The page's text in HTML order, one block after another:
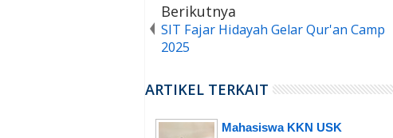
Berikutnya
SIT Fajar Hidayah Gelar Qur'an Camp
2025
ARTIKEL TERKAIT
Mahasiswa KKN USK